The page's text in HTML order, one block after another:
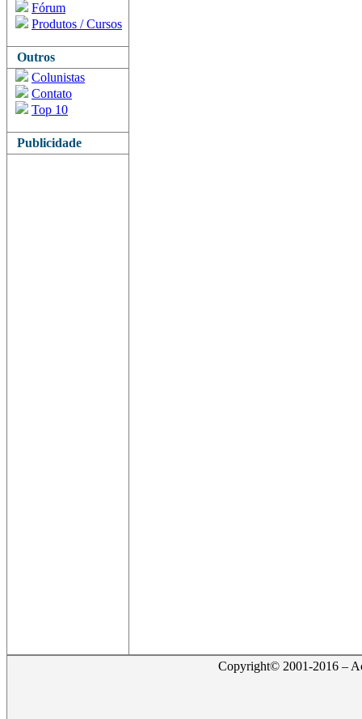
Fórum
Produtos / Cursos
Outros
Colunistas
Contato
Top 10
Publicidade
Copyright© 2001-2016 –